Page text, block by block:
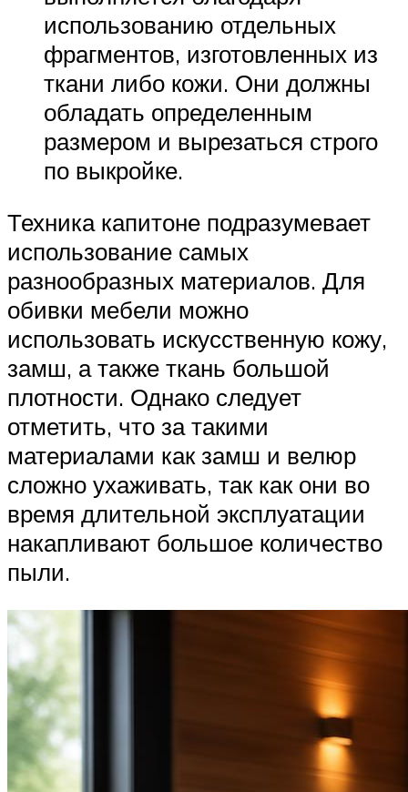
использованию отдельных
фрагментов, изготовленных из
ткани либо кожи. Они должны
обладать определенным
размером и вырезаться строго
по выкройке.
Техника капитоне подразумевает
использование самых
разнообразных материалов. Для
обивки мебели можно
использовать искусственную кожу,
замш, а также ткань большой
плотности. Однако следует
отметить, что за такими
материалами как замш и велюр
сложно ухаживать, так как они во
время длительной эксплуатации
накапливают большое количество
пыли.